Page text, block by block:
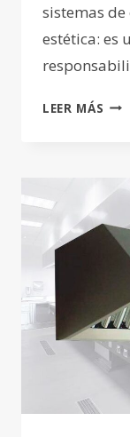
sistemas
estética: es
LEER MÁS
DE